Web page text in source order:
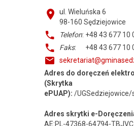
ul. Wieluńska 6
98-160 Sędziejowice
Telefon: +48 43 677 10
Faks: +48 43 677 10
Adres do doręczeń
(Skrytka
ePUAP): /UGSedziejowice/
Adres skrytki e-
AE:PL-47368-64794-